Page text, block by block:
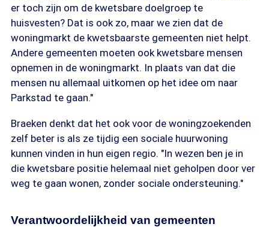
er toch zijn om de kwetsbare doelgroep te
huisvesten? Dat is ook zo, maar we zien dat de
woningmarkt de kwetsbaarste gemeenten niet helpt.
Andere gemeenten moeten ook kwetsbare mensen
opnemen in de woningmarkt. In plaats van dat die
mensen nu allemaal uitkomen op het idee om naar
Parkstad te gaan."
Braeken denkt dat het ook voor de woningzoekenden
zelf beter is als ze tijdig een sociale huurwoning
kunnen vinden in hun eigen regio. "In wezen ben je in
die kwetsbare positie helemaal niet geholpen door ver
weg te gaan wonen, zonder sociale ondersteuning."
Verantwoordelijkheid van gemeenten